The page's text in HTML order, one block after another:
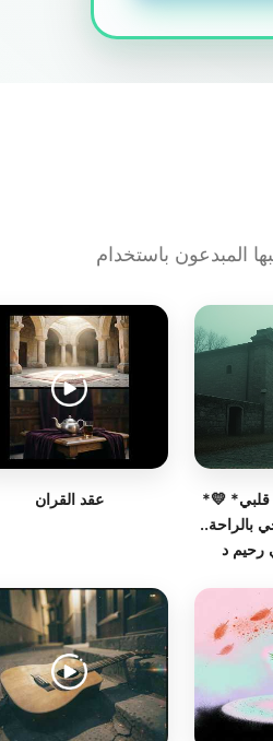
عقد القران
*اسم الاغنية: رحيم قلبي* 💛
بالراحة..
د